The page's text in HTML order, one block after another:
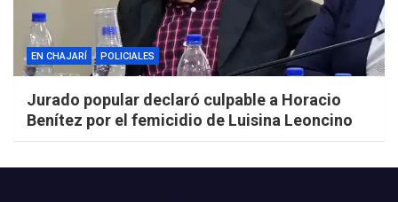
EN CHAJARÍ POLICIALES
Jurado popular declaró culpable a Horacio
Benítez por el femicidio de Luisina Leoncino